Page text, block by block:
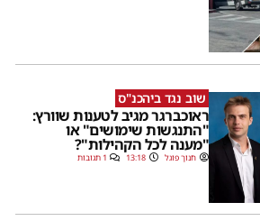
שוב נגד ביהכנ"ס
ראוכברגר מגיב לטענות שוורץ:
"התנגשות שימושים" או
"מענה לכל הקהילות"?
חנוך פוגל 13:18 1 תגובות